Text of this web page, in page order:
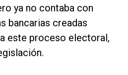
ya no contaba con
bancarias creadas
este proceso electoral,